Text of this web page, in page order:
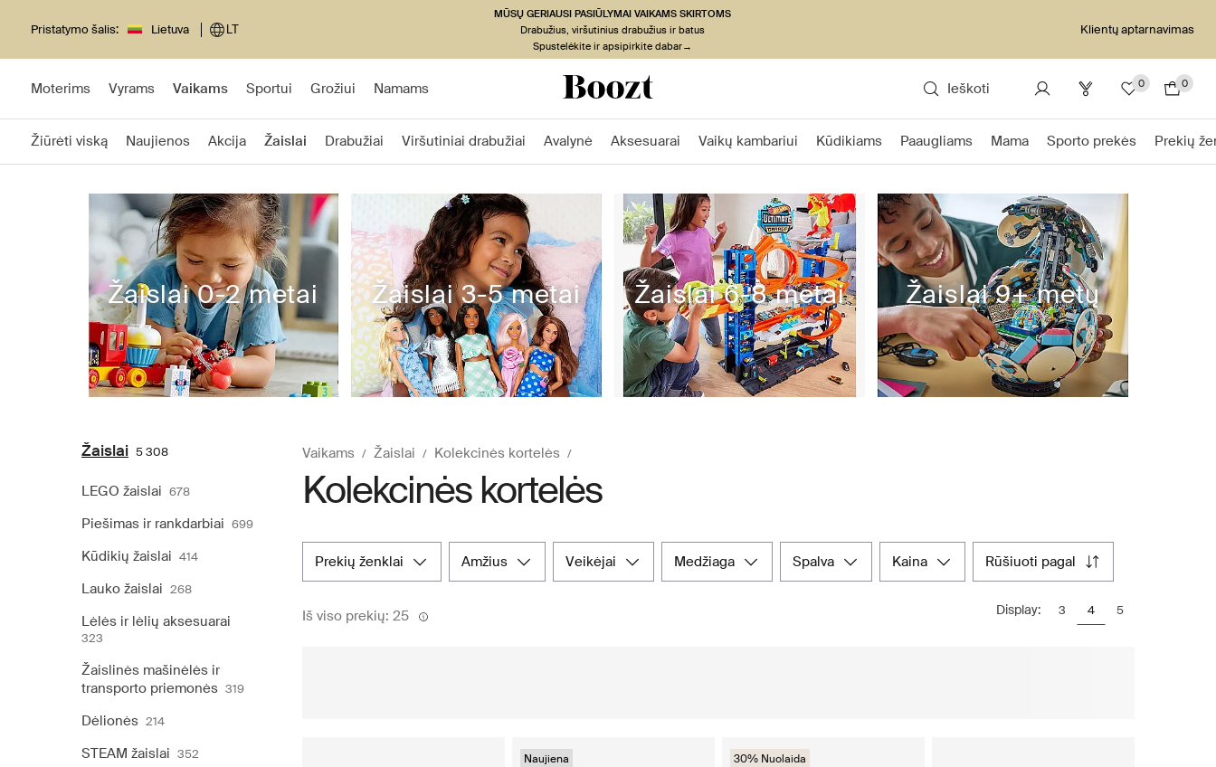
Pristatymo šalis: Lietuva LT
MŪSŲ GERIAUSI PASIŪLYMAI VAIKAMS SKIRTOMS
Drabužius, viršutinius drabužius ir batus
Spustelėkite ir apsipirkite dabar→
Klientų aptarnavimas
Moterims Vyrams Vaikams Sportui Grožiui Namams Ieškoti 0 0
Žiūrėti viską Naujienos Akcija Žaislai Drabužiai Viršutiniai drabužiai Avalynė Aksesuarai Vaikų kambariui Kūdikiams Paaugliams Mama Sporto prekės Prekių
Žaislai 0-2 metai Žaislai 3-5 metai Žaislai 6-8 metai Žaislai 9+ metų
Žaislai 5 308
LEGO žaislai 678
Piešimas ir rankdarbiai 699
Kūdikių žaislai 414
Lauko žaislai 268
Lėlės ir lėlių aksesuarai
323
Žaislinės mašinėlės ir
transporto priemonės 319
Dėlionės 214
STEAM žaislai 352
Vaikams Žaislai Kolekcinės kortelės
Kolekcinės kortelės
prekių ženklai amžius veikėjai medžiaga spalva kaina rūšiuoti pagal
Iš viso prekių: 25 Display: 3 4 5
Naujiena 30% Nuolaida